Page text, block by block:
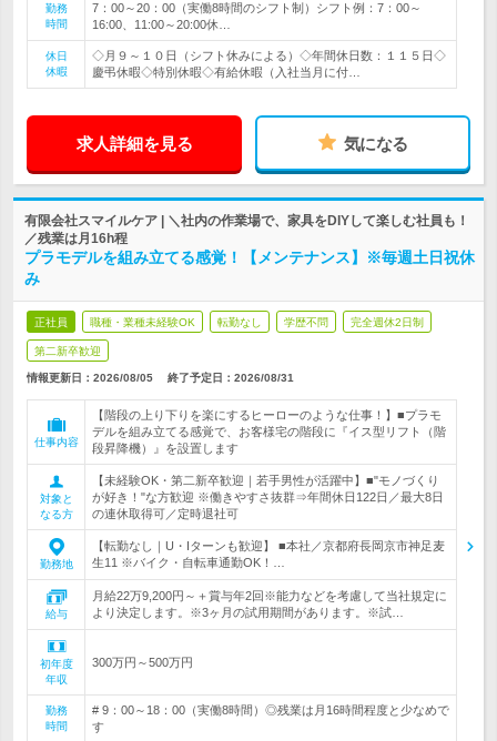
勤務
時間
7：00～20：00（実働8時間のシフト制）シフト例：7：00～
16:00、11:00～20:00休…
休日
休暇
◇月９～１０日（シフト休みによる）◇年間休日数：１１５日◇
慶弔休暇◇特別休暇◇有給休暇（入社当月に付…
求人詳細を見る 気になる
有限会社スマイルケア | ＼社内の作業場で、家具をDIYして楽しむ社員も！
／残業は月16h程
プラモデルを組み立てる感覚！【メンテナンス】※毎週土日祝休
み
正社員 職種・業種未経験OK 転勤なし 学歴不問 完全週休2日制
第二新卒歓迎
情報更新日：2026/08/05 終了予定日： 2026/08/31
仕事内容
【階段の上り下りを楽にするヒーローのような仕事！】■プラモ
デルを組み立てる感覚で、お客様宅の階段に『イス型リフト（階
段昇降機）』を設置します
対象と
なる方
【未経験OK・第二新卒歓迎｜若手男性が活躍中】■"モノづくり
が好き！"な方歓迎 ※働きやすさ抜群⇒年間休日122日／最大8日
の連休取得可／定時退社可
勤務地
【転勤なし｜U・Iターンも歓迎】 ■本社／京都府長岡京市神足麦
生11 ※バイク・自転車通勤OK！…
給与
月給22万9,200円～＋賞与年2回※能力などを考慮して当社規定に
より決定します。※3ヶ月の試用期間があります。※試…
初年度
年収
300万円～500万円
勤務
時間
# 9：00～18：00（実働8時間）◎残業は月16時間程度と少なめで
す